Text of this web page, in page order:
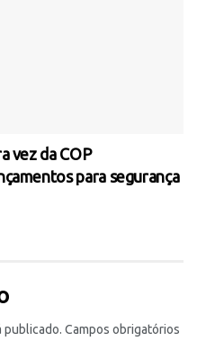
vez da COP
para segurança
publicado. Campos obrigatórios